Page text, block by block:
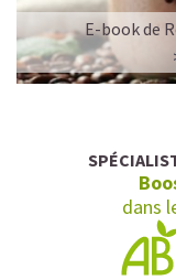
E-book de
dans